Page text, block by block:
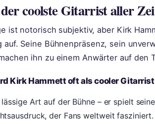
coolste Gitarrist aller
ist notorisch subjektiv, aber Kirk
auf. Seine Bühnenpräsenz, sein
ihn zu einem Anwärter auf den
Kirk Hammett oft als cooler
lässige Art auf der Bühne – er spielt
der Fans weltweit fasziniert.